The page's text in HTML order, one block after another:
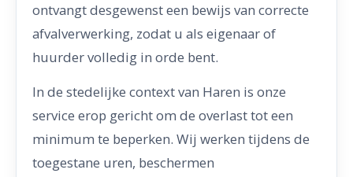
ontvangt desgewenst een bewijs van correcte
afvalverwerking, zodat u als eigenaar of
huurder volledig in orde bent.
In de stedelijke context van Haren is onze
service erop gericht om de overlast tot een
minimum te beperken. Wij werken tijdens de
toegestane uren, beschermen